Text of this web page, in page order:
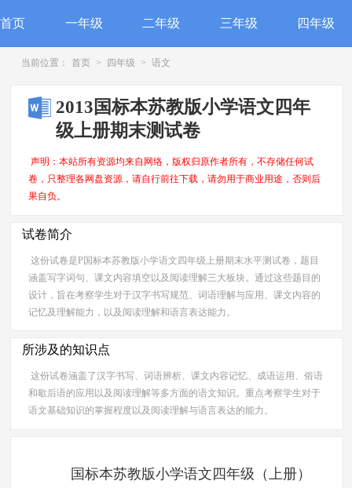
首页 一年级 二年级 三年级 四年级
当前位置： 首页 > 四年级 > 语文
2013国标本苏教版小学语文四年
级上册期末测试卷
声明：本站所有资源均来自网络，版权归原作者所有，不存储任何试
卷，只整理各网盘资源，请自行前往下载，请勿用于商业用途，否则后
果自负。
试卷简介
这份试卷是P国标本苏教版小学语文四年级上册期末水平测试卷，题目
涵盖写字词句、课文内容填空以及阅读理解三大板块。通过这些题目的
设计，旨在考察学生对于汉字书写规范、词语理解与应用、课文内容的
记忆及理解能力，以及阅读理解和语言表达能力。
所涉及的知识点
这份试卷涵盖了汉字书写、词语辨析、课文内容记忆、成语运用、俗语
和歇后语的应用以及阅读理解等多方面的语文知识。重点考察学生对于
语文基础知识的掌握程度以及阅读理解与语言表达的能力。
国标本苏教版小学语文四年级（上册）